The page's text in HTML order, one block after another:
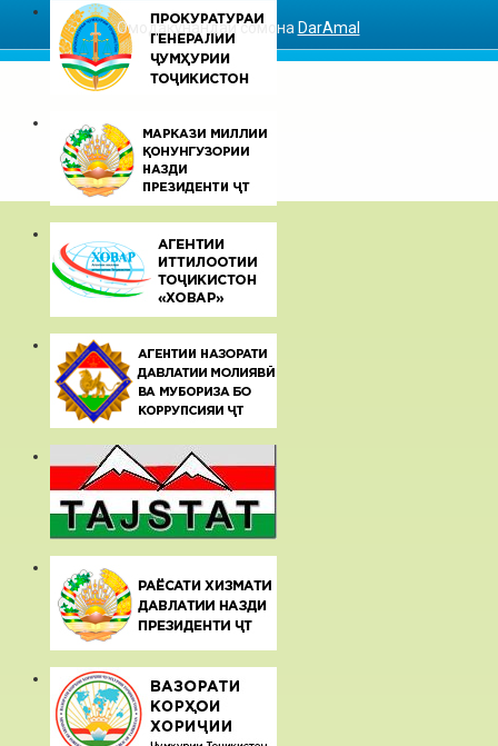
Омодакунандаи сомона DarAmal